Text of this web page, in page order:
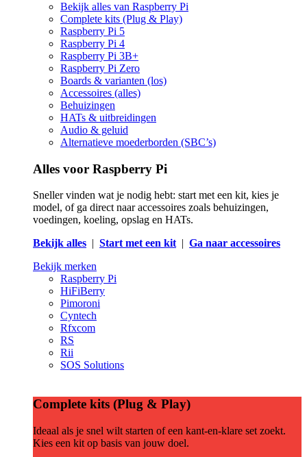
Bekijk alles van Raspberry Pi
Complete kits (Plug & Play)
Raspberry Pi 5
Raspberry Pi 4
Raspberry Pi 3B+
Raspberry Pi Zero
Boards & varianten (los)
Accessoires (alles)
Behuizingen
HATs & uitbreidingen
Audio & geluid
Alternatieve moederborden (SBC’s)
Alles voor Raspberry Pi
Sneller vinden wat je nodig hebt: start met een kit, kies je
model, of ga direct naar accessoires zoals behuizingen,
voedingen, koeling, opslag en HATs.
Bekijk alles | Start met een kit| Ga naar accessoires
Bekijk merken
Raspberry Pi
HiFiBerry
Pimoroni
Cyntech
Rfxcom
RS
Rii
SOS Solutions
Complete kits (Plug & Play)
Ideaal als je snel wilt starten of een kant-en-klare set zoekt.
Kies een kit op basis van jouw doel.